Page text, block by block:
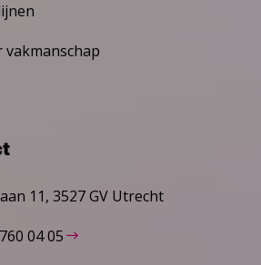
vakmanschap
11, 3527 GV Utrecht
04 05